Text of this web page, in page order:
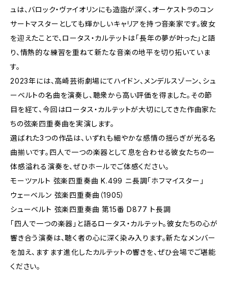
ュは、バロック・ヴァイオリンにも造詣が深く、オーケストラのコン
サートマスターとしても輝かしいキャリアを持つ音楽家です。彼女
を迎えたことで、ロータス・カルテットは「長年の夢が叶った」と語
り、情熱的な練習を重ねて新たな音楽の地平を切り拓いていま
す。
2023年には、高崎芸術劇場にてハイドン、メンデルスゾーン、シュ
ーベルトの名曲を演奏し、聴衆から高い評価を得ました。その節
目を経て、今回はロータス・カルテットが大切にしてきた作曲家た
ちの弦楽四重奏曲を実演します。
選ばれた3つの作品は、いずれも細やかな感情の揺らぎが光る名
曲揃いです。四人で一つの楽器として息を合わせる彼女たちの一
体感溢れる演奏を、ぜひホールでご体感ください。
モーツァルト 弦楽四重奏曲 K.499 ニ長調「ホフマイスター」
ウェーベルン 弦楽四重奏曲（1905）
シューベルト 弦楽四重奏曲 第15番 D877 ト長調
「四人で一つの楽器」と語るロータス・カルテット。彼女たちの心が
響き合う演奏は、聴く者の心に深く染み入ります。新たなメンバー
を加え、ますます進化したカルテットの響きを、ぜひ会場でご堪能
ください。